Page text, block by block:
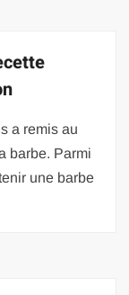
a remis au
barbe. Parmi
une barbe